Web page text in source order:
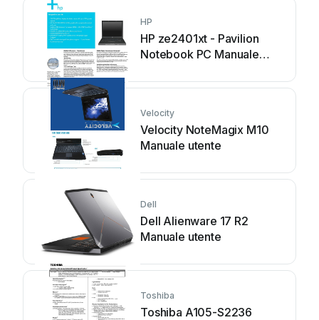
HP
HP ze2401xt - Pavilion
Notebook PC Manuale
Velocity
Velocity NoteMagix M10
Manuale utente
Dell
Dell Alienware 17 R2
Manuale utente
Toshiba
Toshiba A105-S2236